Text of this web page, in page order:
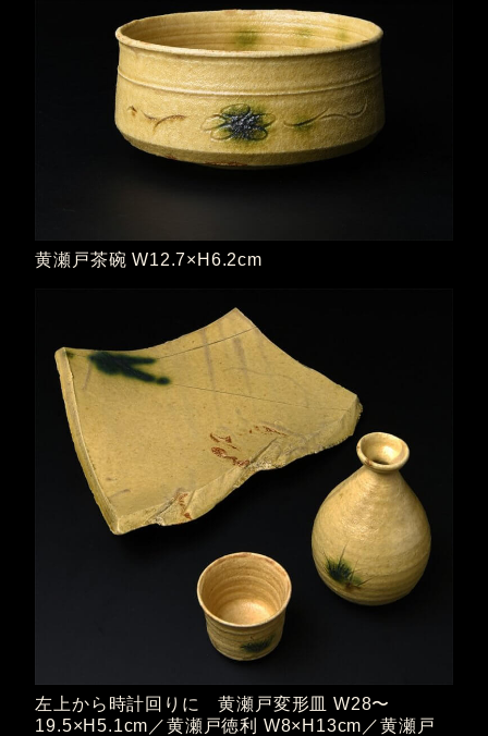
黄瀬戸茶碗 W12.7×H6.2cm
左上から時計回りに 黄瀬戸変形皿 W28〜
19.5×H5.1cm／黄瀬戸徳利 W8×H13cm／黄瀬戸